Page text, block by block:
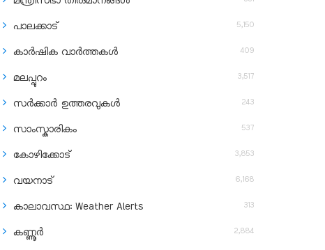
പാലക്കാട് 5,150
കാർഷിക വാർത്തകൾ 409
മലപ്പുറം 3,517
സർക്കാർ ഉത്തരവുകൾ 243
സാംസ്കാരികം 537
കോഴിക്കോട് 3,853
വയനാട് 6,168
കാലാവസ്ഥ: Weather Alerts 313
കണ്ണൂർ 2,884